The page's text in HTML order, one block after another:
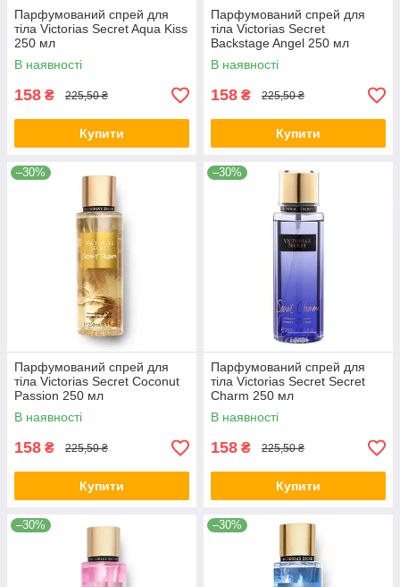
Парфумований спрей для
тіла Victorias Secret Aqua Kiss
250 мл
В наявності
158 ₴ 225,50 ₴
Купити
Парфумований спрей для
тіла Victorias Secret
Backstage Angel 250 мл
В наявності
158 ₴ 225,50 ₴
Купити
–30%
Парфумований спрей для
тіла Victorias Secret Coconut
Passion 250 мл
В наявності
158 ₴ 225,50 ₴
Купити
–30%
Парфумований спрей для
тіла Victorias Secret Secret
Charm 250 мл
В наявності
158 ₴ 225,50 ₴
Купити
–30% –30%